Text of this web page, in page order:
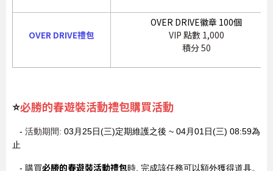
OVER DRIVE禮包
OVER DRIVE徽章 100個
VIP 點數 1,000
積分 50
⭐必勝的春遊裝活動禮包購買活動
- 活動期間: 03月25日(三)定期維護之後 ~ 04月01日(三) 08:59為
止
- 購買必勝的春遊裝活動禮包時, 完成該任務可以額外獲得道具。